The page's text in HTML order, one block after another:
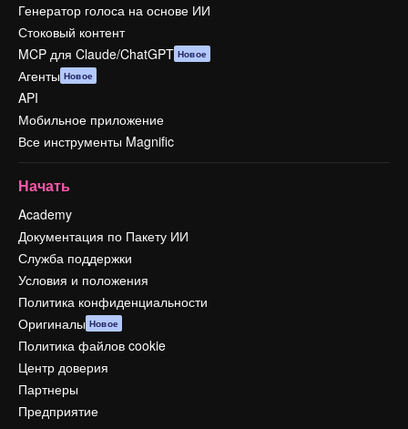
Генератор голоса на основе ИИ
Стоковый контент
MCP для Claude/ChatGPT Новое
Агенты Новое
API
Мобильное приложение
Все инструменты Magnific
Начать
Academy
Документация по Пакету ИИ
Служба поддержки
Условия и положения
Политика конфиденциальности
Оригиналы Новое
Политика файлов cookie
Центр доверия
Партнеры
Предприятие